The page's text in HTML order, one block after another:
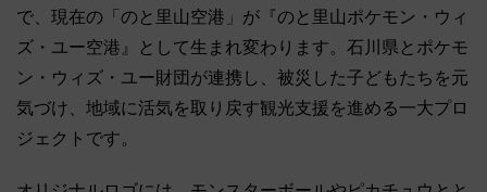
で、現在の「のと里山空港」が『のと里山ポケモン・ウィ
ズ・ユー空港』として生まれ変わります。石川県とポケモ
ン・ウィズ・ユー財団が連携し、被災した子どもたちを元
気づけ、地域に活気を取り戻す観光支援を進める一大プロ
ジェクトです。